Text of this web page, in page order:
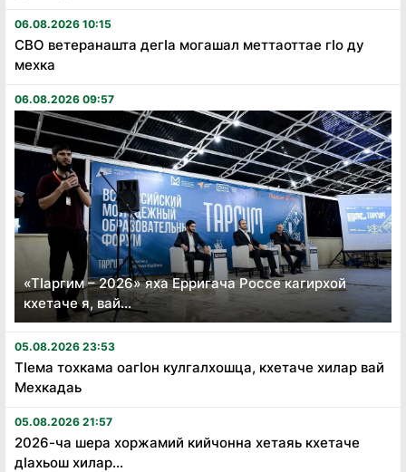
06.08.2026 10:15
СВО ветеранашта дегӏа могашал меттаоттае гӏо ду
мехка
06.08.2026 09:57
«Тӏаргим – 2026» яха Ерригача Россе кагирхой
кхетаче я, вай...
05.08.2026 23:53
Тӏема тохкама оагӏон кулгалхошца, кхетаче хилар вай
Мехкадаь
05.08.2026 21:57
2026-ча шера хоржамий кийчонна хетаяь кхетаче
дӏахьош хилар...